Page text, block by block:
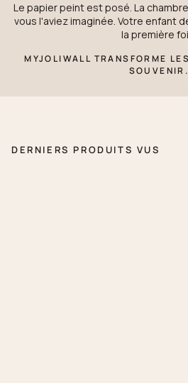
Le papier peint est posé. La
vous l'aviez imaginée. Votre enfant
la première
MYJOLIWALL TRANSFORME
SOUVENIR.
DERNIERS PRODUITS VUS